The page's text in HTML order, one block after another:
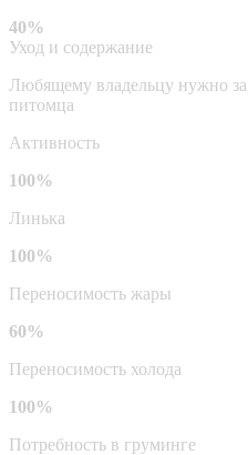
40%
Уход и содержание
Любящему владельцу нужно
питомца
Активность
100%
Линька
100%
Переносимость жары
60%
Переносимость холода
100%
Потребность в груминге